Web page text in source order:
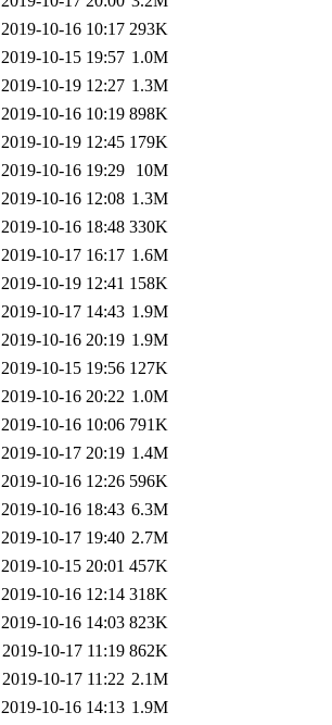
2019-10-16 10:17 293K
2019-10-15 19:57 1.0M
2019-10-19 12:27 1.3M
2019-10-16 10:19 898K
2019-10-19 12:45 179K
2019-10-16 19:29
10M
2019-10-16 12:08 1.3M
2019-10-16 18:48 330K
2019-10-17 16:17 1.6M
2019-10-19 12:41 158K
2019-10-17 14:43 1.9M
2019-10-16 20:19 1.9M
2019-10-15 19:56 127K
2019-10-16 20:22 1.0M
2019-10-16 10:06 791K
2019-10-17 20:19 1.4M
2019-10-16 12:26 596K
2019-10-16 18:43 6.3M
2019-10-17 19:40 2.7M
2019-10-15 20:01 457K
2019-10-16 12:14 318K
2019-10-16 14:03 823K
2019-10-17 11:19 862K
2019-10-17 11:22 2.1M
2019-10-16 14:13 1.9M